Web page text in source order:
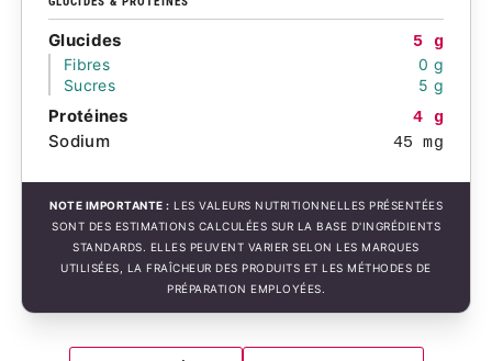
Glucides
5 g
Fibres
0 g
Sucres
5 g
Protéines 4 g
Sodium 45 mg
NOTE IMPORTANTE : LES VALEURS NUTRITIONNELLES PRÉSENTÉES
SONT DES ESTIMATIONS CALCULÉES SUR LA BASE D'INGRÉDIENTS
STANDARDS. ELLES PEUVENT VARIER SELON LES MARQUES
UTILISÉES, LA FRAÎCHEUR DES PRODUITS ET LES MÉTHODES DE
PRÉPARATION EMPLOYÉES.